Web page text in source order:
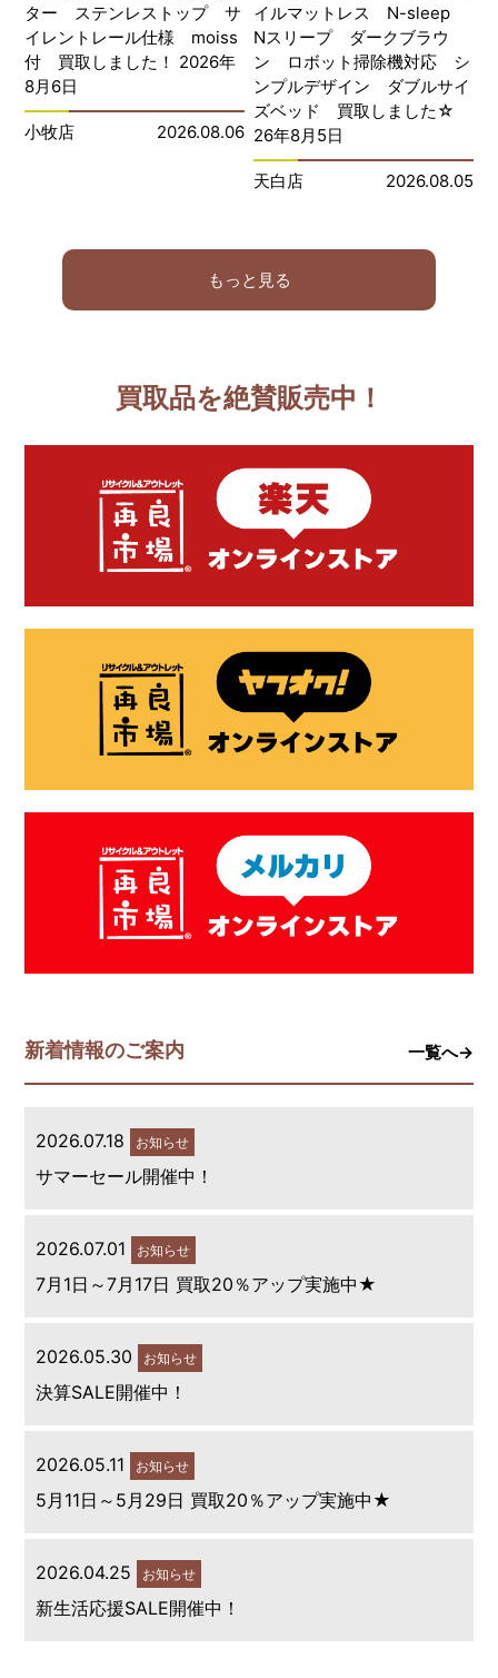
ター ステンレストップ サ
イレントレール仕様 moiss
付 買取しました！ 2026年
8月6日
小牧店 2026.08.06
イルマットレス N-sleep
Nスリープ ダークブラウ
ン ロボット掃除機対応 シ
ンプルデザイン ダブルサイ
ズベッド 買取しました☆
26年8月5日
天白店 2026.08.05
もっと見る
買取品を絶賛販売中！
新着情報のご案内 一覧へ→
2026.07.18 お知らせ
サマーセール開催中！
2026.07.01 お知らせ
7月1日～7月17日 買取20％アップ実施中★
2026.05.30 お知らせ
決算SALE開催中！
2026.05.11 お知らせ
5月11日～5月29日 買取20％アップ実施中★
2026.04.25 お知らせ
新生活応援SALE開催中！